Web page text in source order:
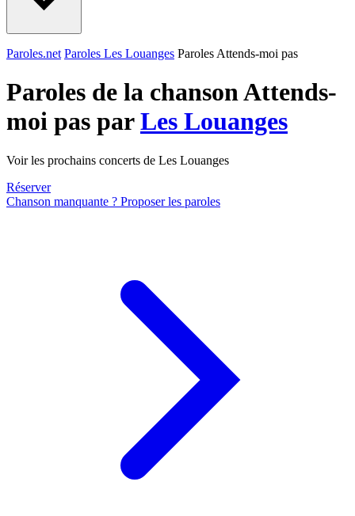
Paroles.net Paroles Les Louanges Paroles Attends-moi pas
Paroles de la chanson Attends-
moi pas parLes Louanges
Voir les prochains concerts de Les Louanges
Réserver
Chanson manquante ? Proposer les paroles